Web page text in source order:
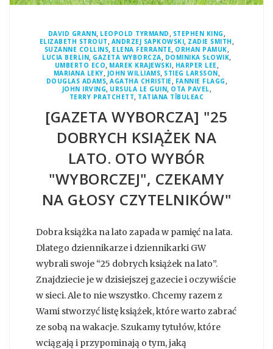
DAVID GRANN, LEOPOLD TYRMAND , STEPHEN KING ,
ELIZABETH STROUT , ANDRZEJ SAPKOWSKI, ZADIE SMITH ,
SUZANNE COLLINS, ELENA FERRANTE, ORHAN PAMUK,
LUCIA BERLIN, GAZETA WYBORCZA, DOMINIKA SŁOWIK,
UMBERTO ECO, MAREK KRAJEWSKI, HARPER LEE,
MARIANA LEKY, JOHN WILLIAMS, STIEG LARSSON,
DOUGLAS ADAMS, AGATHA CHRISTIE, FANNIE FLAGG ,
JOHN IRVING, URSULA LE GUIN, OTA PAVEL,
TERRY PRATCHETT, TATIANA TÎBULEAC
[GAZETA WYBORCZA] "25
DOBRYCH KSIĄŻEK NA
LATO. OTO WYBÓR
"WYBORCZEJ", CZEKAMY
NA GŁOSY CZYTELNIKÓW"
Dobra książka na lato zapada w pamięć na lata.
Dlatego dziennikarze i dziennikarki GW
wybrali swoje “25 dobrych książek na lato”.
Znajdziecie je w dzisiejszej gazecie i oczywiście
w sieci. Ale to nie wszystko. Chcemy razem z
Wami stworzyć listę książek, które warto zabrać
ze sobą na wakacje. Szukamy tytułów, które
wciągają i przypominają o tym, jaką